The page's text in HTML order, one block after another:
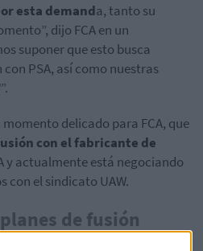
esta demanda, tanto su
dijo FCA en un
suponer que esto busca
PSA, así como nuestras
delicado para FCA, que
con el fabricante de
y actualmente está negociando
con el sindicato UAW.
de fusión